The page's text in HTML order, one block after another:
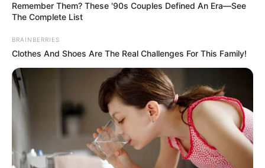
Remember Them? These '90s Couples Defined An Era—See
The Complete List
BRAINBERRIES
Clothes And Shoes Are The Real Challenges For This Family!